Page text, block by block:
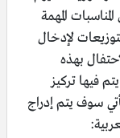
المهمة
لإدخال
بهذه
فيها تركيز
سوف يتم إدراج